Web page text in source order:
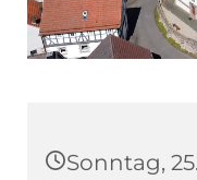
Sonntag,